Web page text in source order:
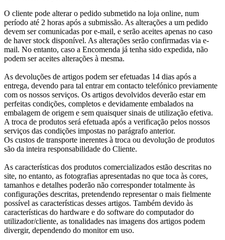
O cliente pode alterar o pedido submetido na loja online, num
período até 2 horas após a submissão. As alterações a um pedido
devem ser comunicadas por e-mail, e serão aceites apenas no caso
de haver stock disponível. As alterações serão confirmadas via e-
mail. No entanto, caso a Encomenda já tenha sido expedida, não
podem ser aceites alterações à mesma.
As devoluções de artigos podem ser efetuadas 14 dias após a
entrega, devendo para tal entrar em contacto telefónico previamente
com os nossos serviços. Os artigos devolvidos deverão estar em
perfeitas condições, completos e devidamente embalados na
embalagem de origem e sem quaisquer sinais de utilização efetiva.
A troca de produtos será efetuada após a verificação pelos nossos
serviços das condições impostas no parágrafo anterior.
Os custos de transporte inerentes à troca ou devolução de produtos
são da inteira responsabilidade do Cliente.
As características dos produtos comercializados estão descritas no
site, no entanto, as fotografias apresentadas no que toca às cores,
tamanhos e detalhes poderão não corresponder totalmente às
configurações descritas, pretendendo representar o mais fielmente
possível as características desses artigos. Também devido às
características do hardware e do software do computador do
utilizador/cliente, as tonalidades nas imagens dos artigos podem
divergir, dependendo do monitor em uso.